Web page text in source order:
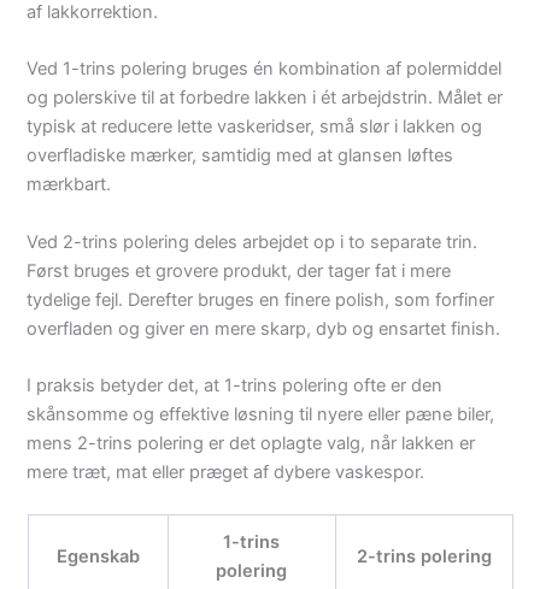
af lakkorrektion.
Ved 1-trins polering bruges én kombination af polermiddel
og polerskive til at forbedre lakken i ét arbejdstrin. Målet er
typisk at reducere lette vaskeridser, små slør i lakken og
overfladiske mærker, samtidig med at glansen løftes
mærkbart.
Ved 2-trins polering deles arbejdet op i to separate trin.
Først bruges et grovere produkt, der tager fat i mere
tydelige fejl. Derefter bruges en finere polish, som forfiner
overfladen og giver en mere skarp, dyb og ensartet finish.
I praksis betyder det, at 1-trins polering ofte er den
skånsomme og effektive løsning til nyere eller pæne biler,
mens 2-trins polering er det oplagte valg, når lakken er
mere træt, mat eller præget af dybere vaskespor.
Egenskab
1-trins
polering
2-trins polering